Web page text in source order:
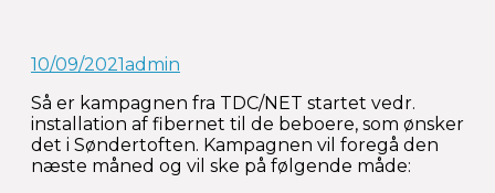
10/09/2021admin
Så er kampagnen fra TDC/NET startet vedr.
installation af fibernet til de beboere, som ønsker
det i Søndertoften. Kampagnen vil foregå den
næste måned og vil ske på følgende måde: